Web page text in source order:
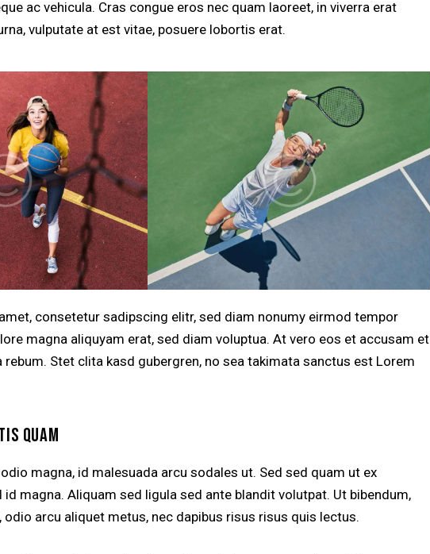
ac vehicula. Cras congue eros nec quam laoreet, in viverra erat
vulputate at est vitae, posuere lobortis erat.
consetetur sadipscing elitr, sed diam nonumy eirmod tempor
magna aliquyam erat, sed diam voluptua. At vero eos et accusam et
Stet clita kasd gubergren, no sea takimata sanctus est Lorem
QUAM
magna, id malesuada arcu sodales ut. Sed sed quam ut ex
magna. Aliquam sed ligula sed ante blandit volutpat. Ut bibendum,
arcu aliquet metus, nec dapibus risus risus quis lectus.